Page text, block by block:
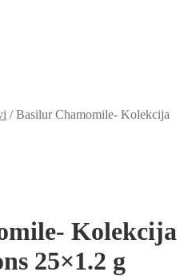
/Basilur Chamomile- Kolekcija
Kolekcija
25×1.2 g